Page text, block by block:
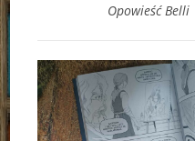
Opowieść Belli